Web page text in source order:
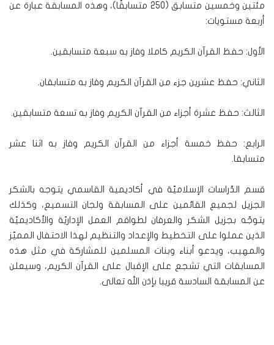
مئتين وخمسين متسابق (250 متسابقًا)، وهذه المسابقة عبارة عن
أربعة مستويات:
الأول: حفظ القرآن الكريم كاملا وفاز به سبعة متسابقين.
الثاني: حفظ عشرين جزء من القرآن الكريم وفاز به متسابقان.
الثالث: حفظ عشرة أجزاء من القرآن الكريم وفاز به تسعة متسابقين.
الرابع: حفظ خمسة أجزاء من القرآن الكريم وفاز به اثنا عشر
متسابقا.
قسم الدّراسات الإسلاميّة في أكاديمية القاسمي يتوجه بالشكر
الجزيل لجميع القائمين على المسابقة ولجان التسميع، وكذلك
يتوجّه بجزيل الشكر والعرفان لطواقم العمل الإداريّة والأكاديميّة
الذين عملوا على التخطيط والإعداد والتنظيم لهذا الاحتفال المميّز
والمهيب، ويدعو أبناء وبنات المسلمين للمشاركة في مثل هذه
المسابقات التي تشجع على الإقبال على القرآن الكريم، وسيعلن
عن المسابقة السادسة قريبا بإذن الله تعالى.